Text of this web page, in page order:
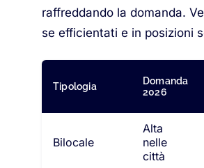
raffreddando la domanda.
se efficientati e in posizioni
Tipologia
Domanda
2026
Bilocale
Alta
nelle
città